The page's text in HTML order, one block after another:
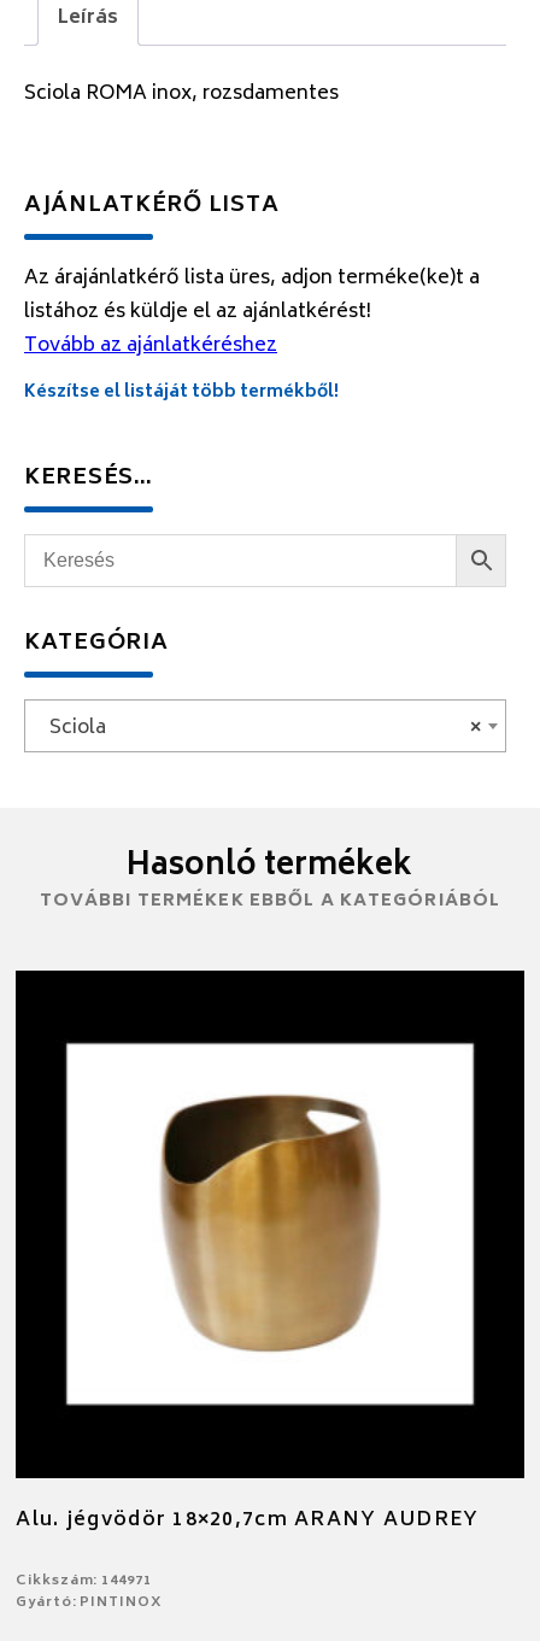
Leírás
Sciola ROMA inox, rozsdamentes
AJÁNLATKÉRŐ LISTA
Az árajánlatkérő lista üres, adjon terméke(ke)t a
listához és küldje el az ajánlatkérést!
Tovább az ajánlatkéréshez
Készítse el listáját több termékből!
KERESÉS…
KATEGÓRIA
×
Sciola
Hasonló termékek
TOVÁBBI TERMÉKEK EBBŐL A KATEGÓRIÁBÓL
Alu. jégvödör 18×20,7cm ARANY AUDREY
Cikkszám: 144971
Gyártó: PINTINOX